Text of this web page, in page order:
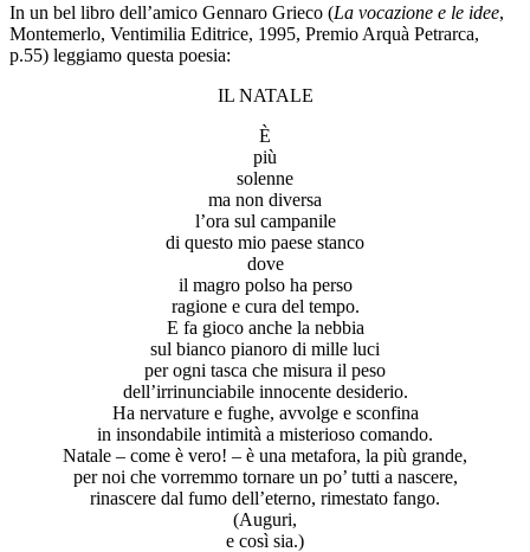
In un bel libro dell’amico Gennaro Grieco (La vocazione e le idee,
Montemerlo, Ventimilia Editrice, 1995, Premio Arquà Petrarca,
p.55) leggiamo questa poesia:
IL NATALE
È
più
solenne
ma non diversa
l’ora sul campanile
di questo mio paese stanco
dove
il magro polso ha perso
ragione e cura del tempo.
E fa gioco anche la nebbia
sul bianco pianoro di mille luci
per ogni tasca che misura il peso
dell’irrinunciabile innocente desiderio.
Ha nervature e fughe, avvolge e sconfina
in insondabile intimità a misterioso comando.
Natale – come è vero! – è una metafora, la più grande,
per noi che vorremmo tornare un po’ tutti a nascere,
rinascere dal fumo dell’eterno, rimestato fango.
(Auguri,
e così sia.)